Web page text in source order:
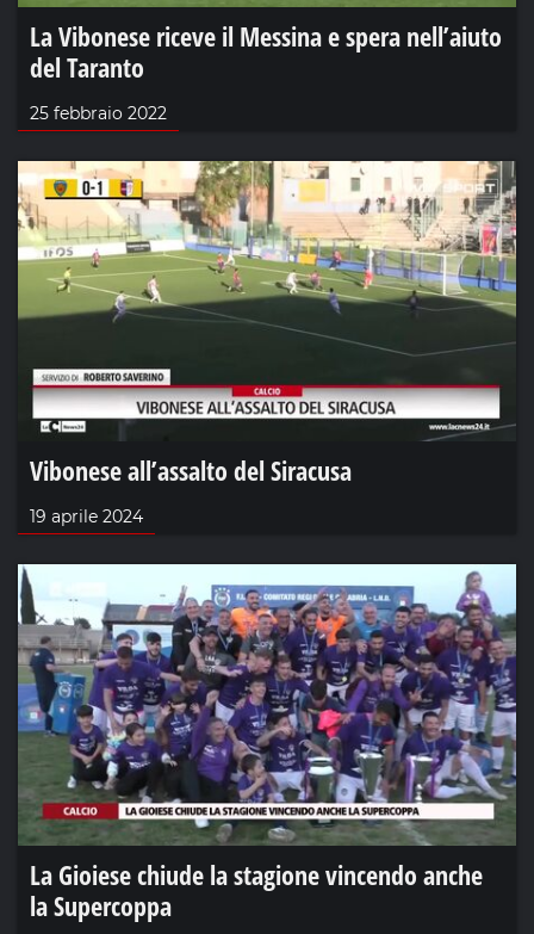
La Vibonese riceve il Messina e spera nell’aiuto
del Taranto
25 febbraio 2022
Vibonese all’assalto del Siracusa
19 aprile 2024
La Gioiese chiude la stagione vincendo anche
la Supercoppa